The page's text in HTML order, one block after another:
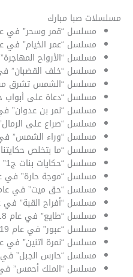
مسلسلات صبا مبارك
مسلسل “قمر وسحر” في عام
مسلسل “عمر الخيام” في عام
مسلسل “الأرواح المهاجرة”
مسلسل “خلف القضبان” في
مسلسل “الشمس تشرق من
مسلسل “دعاة على أبواب
مسلسل “نمر بن عدوان” في
مسلسل “صراع على الرمال”
مسلسل “وراء الشمس” في
مسلسل “ما بتخلص حكايتنا”
مسلسل “حكايات بنات ج1” في عام 2012.
مسلسل “موجة حارة” في عام
مسلسل “حق ميت” في عام
مسلسل “أفراح القبة” في عام
مسلسل “طايع” في عام 2018.
مسلسل “عبور” في عام 2019.
مسلسل “نمرة اتنين” في عام
مسلسل “حارس الجبل” في
مسلسل “الملك أحمس” في